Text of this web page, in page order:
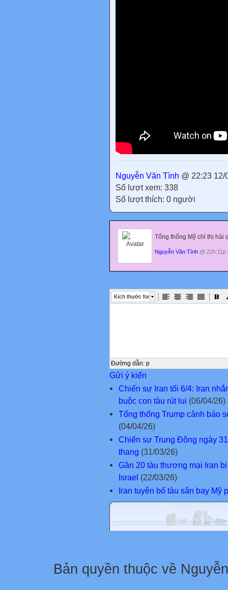
Nguyễn Văn Tình @ 22:23 12/
Số lượt xem: 338
Số lượt thích: 0 người
Tổng thống Mỹ chỉ thị hải
Nguyễn Văn Tình @ 22h:11p
Kích thước font
Đường dẫn: p
Gửi ý kiến
Chiến sự Iran tối 6/4: Iran
buộc con tàu rút lui (06/04/26)
Tổng thống Trump cảnh báo
(04/04/26)
Chiến sự Trung Đông ngày
thang (31/03/26)
Gần 20 tàu thương mại Iran
Israel (22/03/26)
Iran tuyên bố tàu sân bay Mỹ
Bản quyền thuộc về